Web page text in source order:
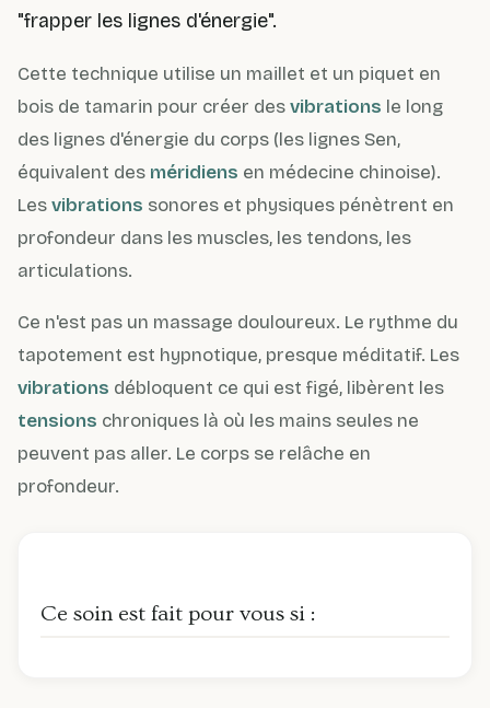
"frapper les lignes d'énergie".
Cette technique utilise un maillet et un piquet en
bois de tamarin pour créer desvibrations le long
des lignes d'énergie du corps (les lignes Sen,
équivalent des méridiens en médecine chinoise).
Lesvibrations sonores et physiques pénètrent en
profondeur dans les muscles, les tendons, les
articulations.
Ce n'est pas un massage douloureux. Le rythme du
tapotement est hypnotique, presque méditatif. Les
vibrations débloquent ce qui est figé, libèrent les
tensions chroniques là où les mains seules ne
peuvent pas aller. Le corps se relâche en
profondeur.
Ce soin est fait pour vous si :